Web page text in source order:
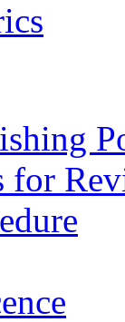
for